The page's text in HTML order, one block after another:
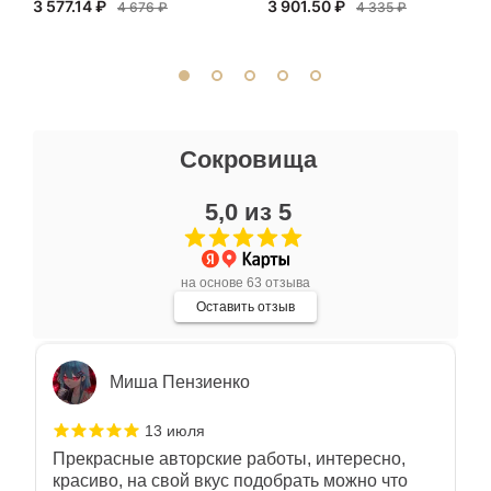
3 577.14 ₽ 4 676 ₽ 3 901.50 ₽ 4 335 ₽
Сокровища
5,0 из 5
на основе 63 отзыва
Оставить отзыв
внимательно. Со вкусом подобрали
Очень большой выбор украшений! Каждое -
индивидуально и завораживает своей
красотой! Трудно не купить всё! Спасибо!
Отзыв Яндекс.Карты
Миша Пензиенко
13 июля
Прекрасные авторские работы, интересно,
красиво, на свой вкус подобрать можно что